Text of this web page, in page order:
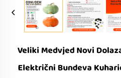
Veliki Medvjed Novi
Električni Bundeva